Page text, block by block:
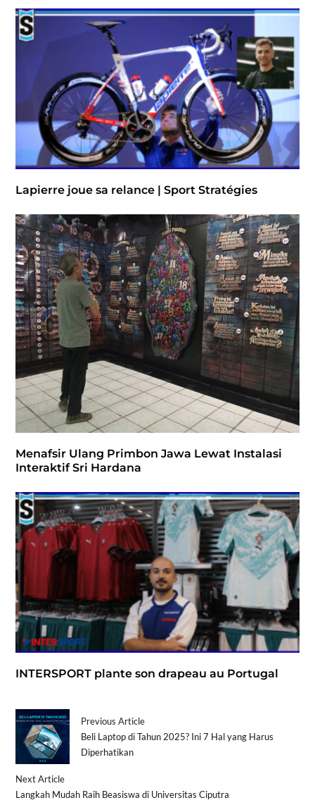
Lapierre joue sa relance | Sport Stratégies
Menafsir Ulang Primbon Jawa Lewat Instalasi
Interaktif Sri Hardana
INTERSPORT plante son drapeau au Portugal
Previous Article
Beli Laptop di Tahun 2025? Ini 7 Hal yang Harus
Diperhatikan
Next Article
Langkah Mudah Raih Beasiswa di Universitas Ciputra